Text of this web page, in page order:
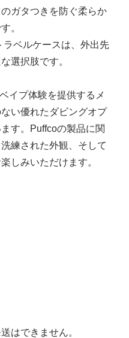
ガタつきを防ぐ柔らか
。
ベルケースは、外出先
選択肢です。
イプ体験を提供するメ
い優れたダビングオプ
す。Puffcoの製品に関
練された外観、そして
しみいただけます。
はできません。